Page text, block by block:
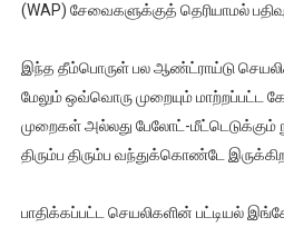
(WAP) சேவைகளுக்குத் தெரியாமல்
இந்த தீம்பொருள் பல ஆண்ட்ராய்டு
மேலும் ஒவ்வொரு முறையும் மாற்றப்பட்ட
முறைகள் அல்லது பேலோட்-மீட்டெடுக்கும்
திரும்ப திரும்ப வந்துக்கொண்டே
பாதிக்கப்பட்ட செயலிகளின் பட்டியல்